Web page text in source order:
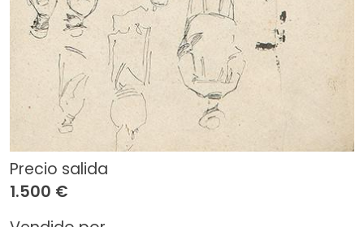
Precio salida
1.500 €